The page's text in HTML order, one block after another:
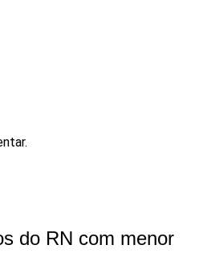
do RN com menor